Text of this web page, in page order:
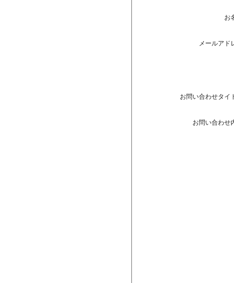
お
メールアド
お問い合わせタイ
お問い合わせ